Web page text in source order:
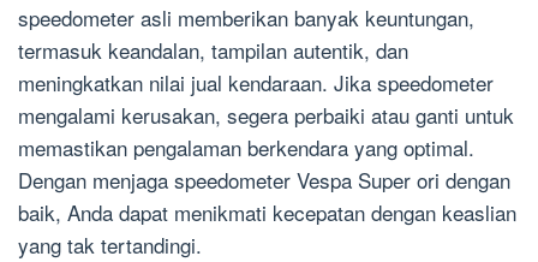
speedometer asli memberikan banyak keuntungan,
termasuk keandalan, tampilan autentik, dan
meningkatkan nilai jual kendaraan. Jika speedometer
mengalami kerusakan, segera perbaiki atau ganti untuk
memastikan pengalaman berkendara yang optimal.
Dengan menjaga speedometer Vespa Super ori dengan
baik, Anda dapat menikmati kecepatan dengan keaslian
yang tak tertandingi.